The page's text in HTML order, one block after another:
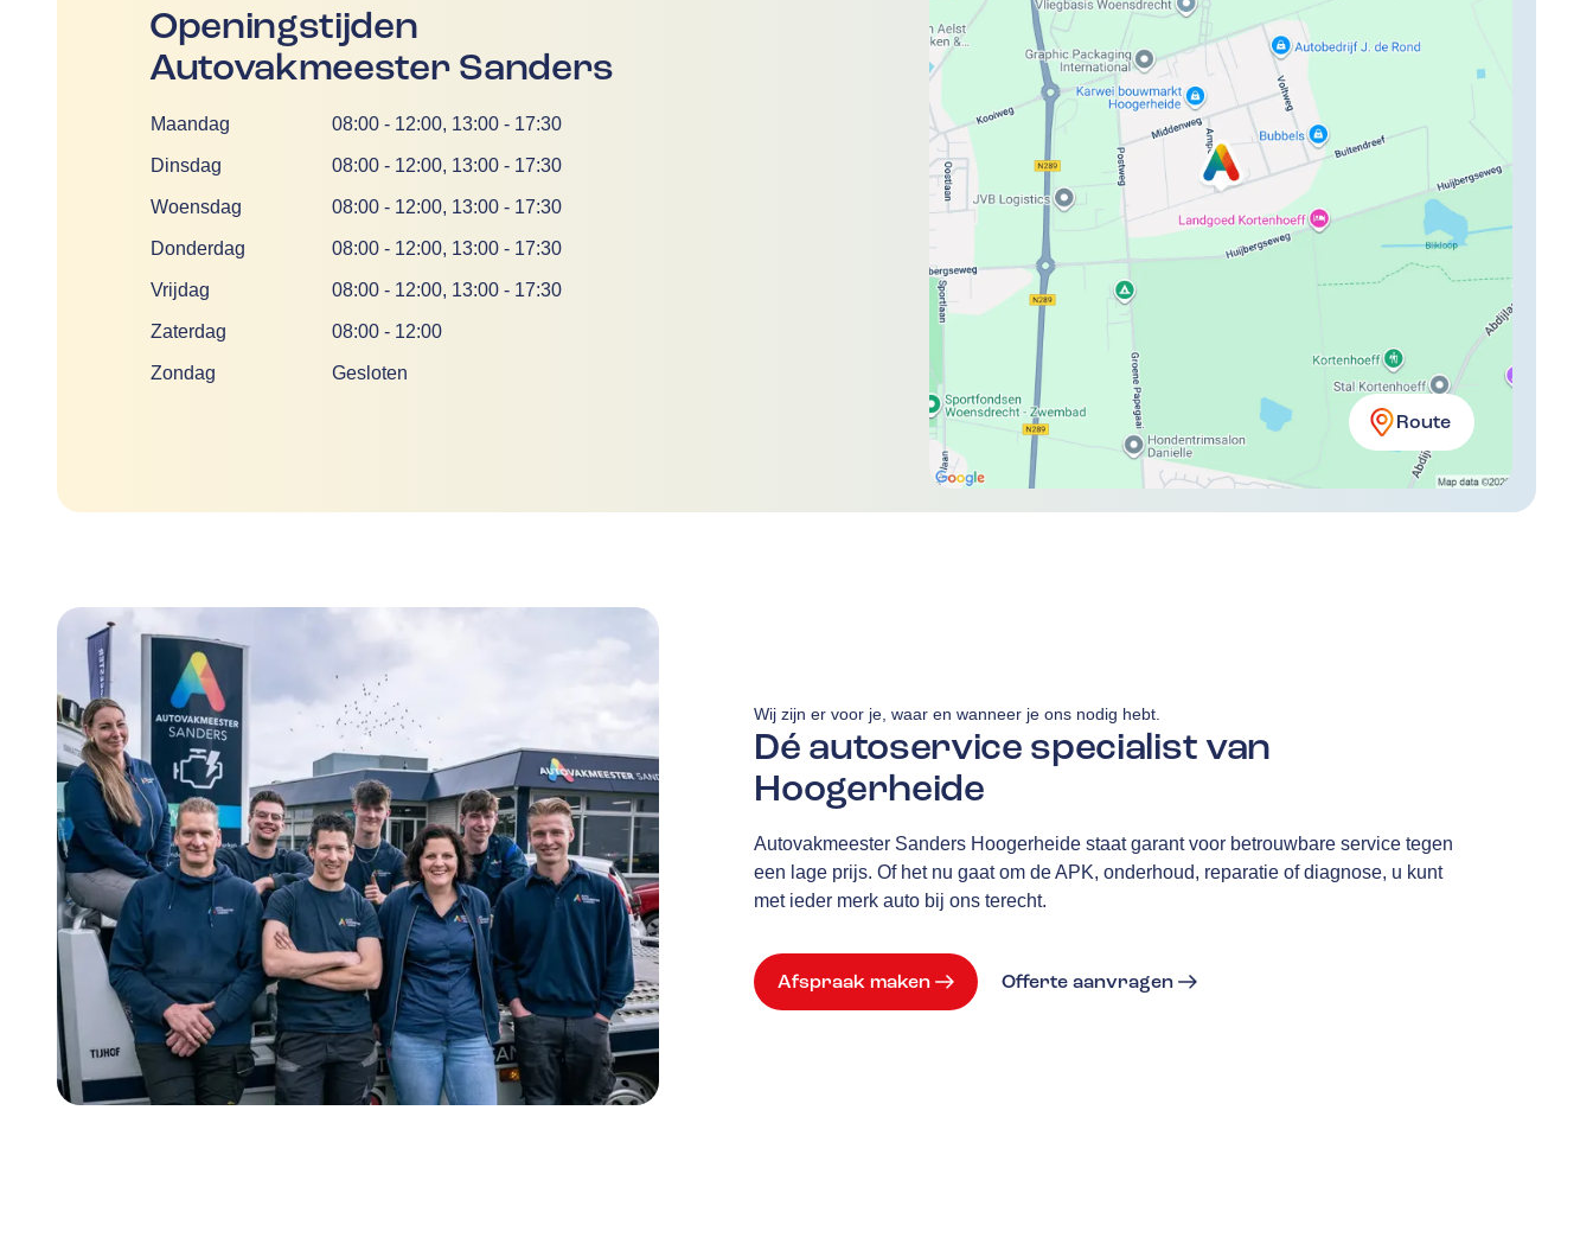
Openingstijden
Autovakmeester Sanders
DagTijd
Maandag 08:00 - 12:00, 13:00 - 17:30
Dinsdag 08:00 - 12:00, 13:00 - 17:30
Woensdag 08:00 - 12:00, 13:00 - 17:30
Donderdag 08:00 - 12:00, 13:00 - 17:30
Vrijdag 08:00 - 12:00, 13:00 - 17:30
Zaterdag 08:00 - 12:00
Zondag Gesloten
Route
Dé autoservice specialist van
Hoogerheide
Wij zijn er voor je, waar en wanneer je ons nodig hebt.
Autovakmeester Sanders Hoogerheide staat garant voor betrouwbare service tegen
een lage prijs. Of het nu gaat om de APK, onderhoud, reparatie of diagnose, u kunt
met ieder merk auto bij ons terecht.
Afspraak maken Offerte aanvragen